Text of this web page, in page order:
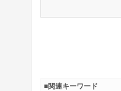
■関連キーワード